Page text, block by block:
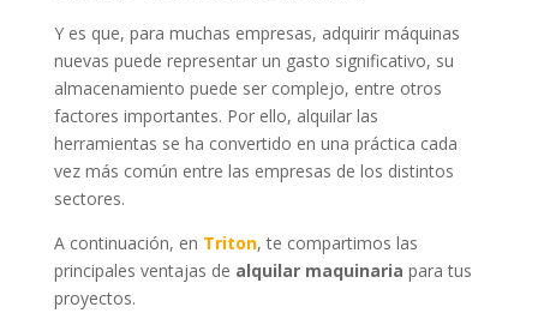
Y es que, para muchas empresas, adquirir máquinas
nuevas puede representar un gasto significativo, su
almacenamiento puede ser complejo, entre otros
factores importantes. Por ello, alquilar las
herramientas se ha convertido en una práctica cada
vez más común entre las empresas de los distintos
sectores.
A continuación, en Triton, te compartimos las
principales ventajas de alquilar maquinaria para tus
proyectos.